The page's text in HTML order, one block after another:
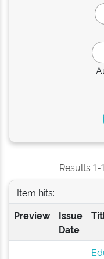
Results
Item hits:
Preview
Issue
Date